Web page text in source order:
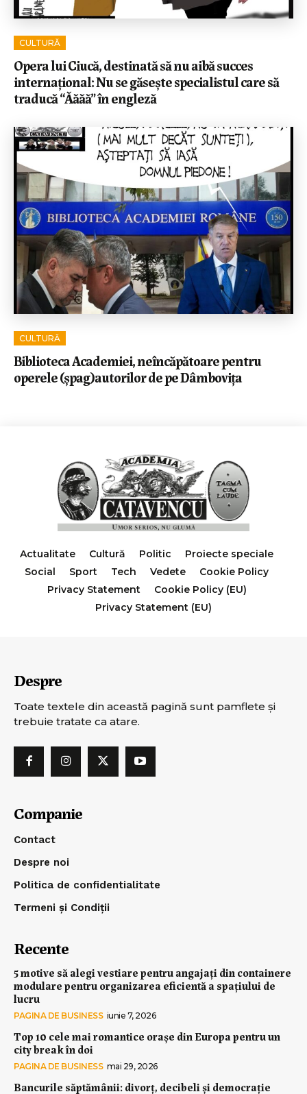
CULTURĂ
Opera lui Ciucă, destinată să nu aibă succes
internațional: Nu se găsește specialistul care să
traducă “Ăăăă” în engleză
CULTURĂ
Biblioteca Academiei, neîncăpătoare pentru
operele (șpag)autorilor de pe Dâmbovița
Actualitate Cultură Politic
Proiecte speciale
Social
Sport Tech Vedete
Cookie Policy
Privacy Statement
Cookie Policy (EU)
Privacy Statement (EU)
Despre
Toate textele din această pagină sunt pamflete şi
trebuie tratate ca atare.
Companie
Contact
Despre noi
Politica de confidentialitate
Termeni și Condiții
Recente
5 motive să alegi vestiare pentru angajați din containere
modulare pentru organizarea eficientă a spațiului de
lucru
PAGINA DE BUSINESS iunie 7, 2026
Top 10 cele mai romantice orașe din Europa pentru un
city break în doi
PAGINA DE BUSINESS mai 29, 2026
Bancurile săptămânii: divorț, decibeli și democrație